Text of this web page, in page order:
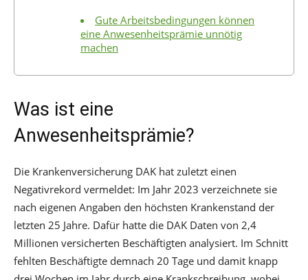
Gute Arbeitsbedingungen können
eine Anwesenheitsprämie unnötig
machen
Was ist eine
Anwesenheitsprämie?
Die Krankenversicherung DAK hat zuletzt einen
Negativrekord vermeldet: Im Jahr 2023 verzeichnete sie
nach eigenen Angaben den höchsten Krankenstand der
letzten 25 Jahre. Dafür hatte die DAK Daten von 2,4
Millionen versicherten Beschäftigten analysiert. Im Schnitt
fehlten Beschäftigte demnach 20 Tage und damit knapp